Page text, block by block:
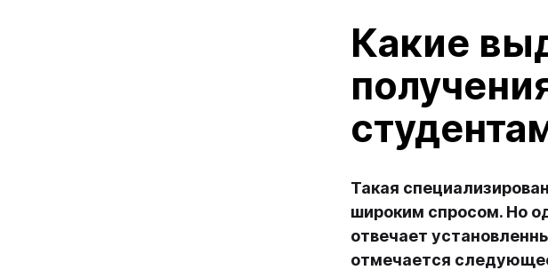
Какие
Такая
широким спросом. Но
отвечает
отмечается